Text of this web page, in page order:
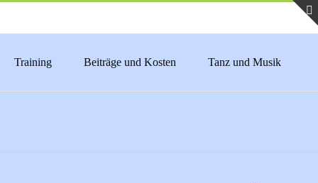
Training Beiträge und Kosten Tanz und Musik